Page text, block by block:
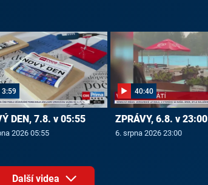
3:59
DEN, 7.8. v 05:55
2026 05:55
40:40
ZPRÁVY, 6.8. v 23:00
6. srpna 2026 23:00
Další videa